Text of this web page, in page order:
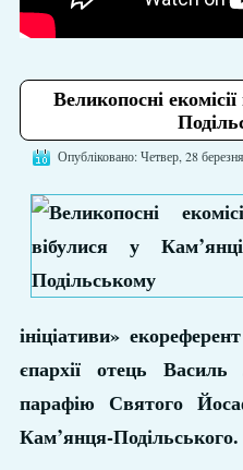
Великопосні
Опубліковано: Четвер, 28
ініціативи»
єпархії отець
парафію Святого
Кам’янця-Подільського.